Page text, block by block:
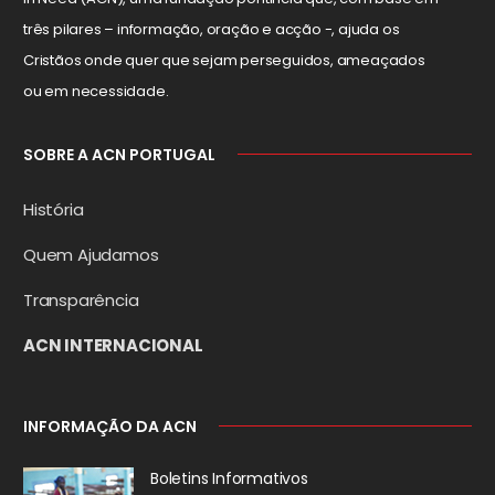
três pilares – informação, oração e acção -, ajuda os
Cristãos onde quer que sejam perseguidos, ameaçados
ou em necessidade.
SOBRE A ACN PORTUGAL
História
Quem Ajudamos
Transparência
ACN INTERNACIONAL
INFORMAÇÃO DA ACN
Boletins Informativos